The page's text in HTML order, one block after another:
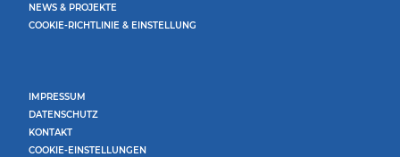
NEWS & PROJEKTE
COOKIE-RICHTLINIE & EINSTELLUNG
IMPRESSUM
DATENSCHUTZ
KONTAKT
COOKIE-EINSTELLUNGEN